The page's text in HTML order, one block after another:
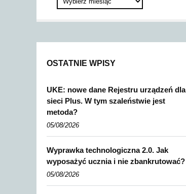
OSTATNIE WPISY
UKE: nowe dane Rejestru urządzeń dla
sieci Plus. W tym szaleństwie jest
metoda?
05/08/2026
Wyprawka technologiczna 2.0. Jak
wyposażyć ucznia i nie zbankrutować?
05/08/2026